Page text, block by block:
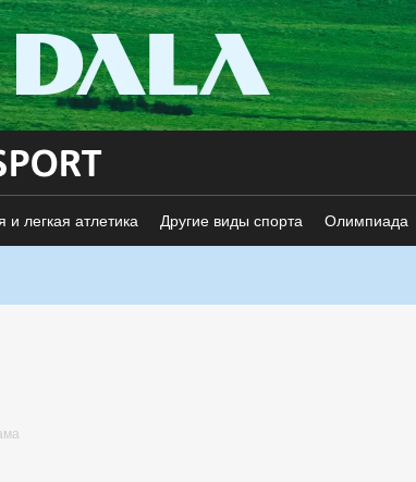
и легкая атлетика Другие виды спорта Олимпиада